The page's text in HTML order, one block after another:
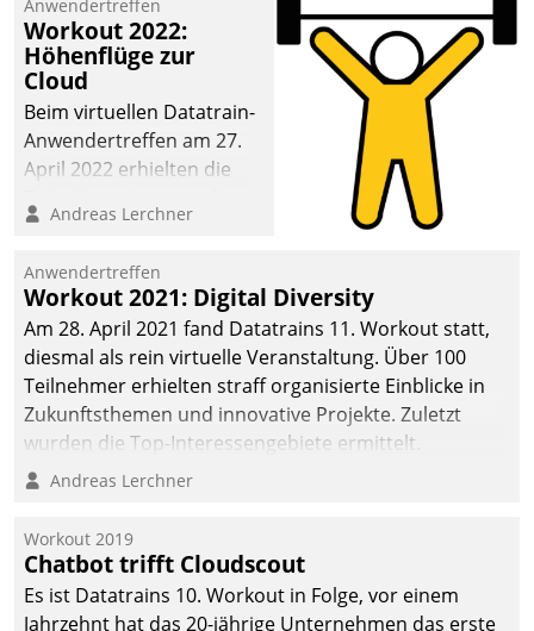
Quartier. Dazwischen
zeigte Datatrain, was es
Neues zu bieten hat.
Anwendertreffen
Workout 2022:
Höhenflüge zur
Cloud
Beim virtuellen Datatrain-
Anwendertreffen am 27.
April 2022 erhielten die
Teilnehmer kurzweilige
Cloud-Strategien und -
Lösungen mit hohem
Zukunftspotenzial.
Andreas Lerchner
Anwendertreffen
Workout 2021: Digital Diversity
Am 28. April 2021 fand Datatrains 11. Workout statt,
diesmal als rein virtuelle Veranstaltung. Über 100
Teilnehmer erhielten straff organisierte Einblicke in
Zukunftsthemen und innovative Projekte. Zuletzt
wurden die Top-Interessengebiete ermittelt.
Andreas Lerchner
Workout 2019
Chatbot trifft Cloudscout
Es ist Datatrains 10. Workout in Folge, vor einem
Jahrzehnt hat das 20-jährige Unternehmen das erste